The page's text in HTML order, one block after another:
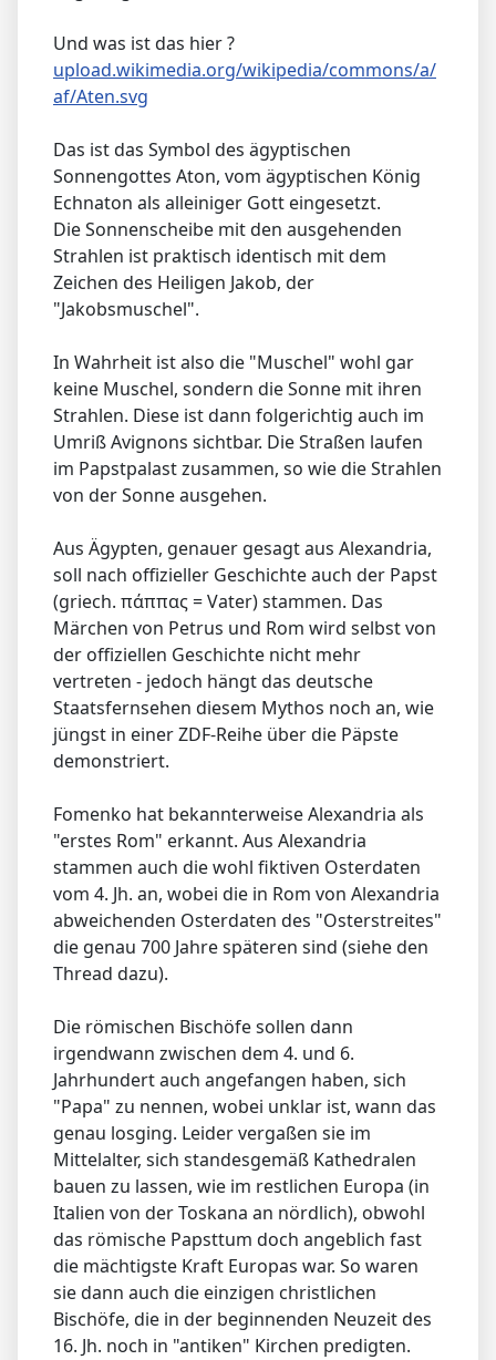
Und was ist das hier ?
upload.wikimedia.org/wikipedia/commons/a/
af/Aten.svg
Das ist das Symbol des ägyptischen
Sonnengottes Aton, vom ägyptischen König
Echnaton als alleiniger Gott eingesetzt.
Die Sonnenscheibe mit den ausgehenden
Strahlen ist praktisch identisch mit dem
Zeichen des Heiligen Jakob, der
"Jakobsmuschel".
In Wahrheit ist also die "Muschel" wohl gar
keine Muschel, sondern die Sonne mit ihren
Strahlen. Diese ist dann folgerichtig auch im
Umriß Avignons sichtbar. Die Straßen laufen
im Papstpalast zusammen, so wie die Strahlen
von der Sonne ausgehen.
Aus Ägypten, genauer gesagt aus Alexandria,
soll nach offizieller Geschichte auch der Papst
(griech. πάππας = Vater) stammen. Das
Märchen von Petrus und Rom wird selbst von
der offiziellen Geschichte nicht mehr
vertreten - jedoch hängt das deutsche
Staatsfernsehen diesem Mythos noch an, wie
jüngst in einer ZDF-Reihe über die Päpste
demonstriert.
Fomenko hat bekannterweise Alexandria als
"erstes Rom" erkannt. Aus Alexandria
stammen auch die wohl fiktiven Osterdaten
vom 4. Jh. an, wobei die in Rom von Alexandria
abweichenden Osterdaten des "Osterstreites"
die genau 700 Jahre späteren sind (siehe den
Thread dazu).
Die römischen Bischöfe sollen dann
irgendwann zwischen dem 4. und 6.
Jahrhundert auch angefangen haben, sich
"Papa" zu nennen, wobei unklar ist, wann das
genau losging. Leider vergaßen sie im
Mittelalter, sich standesgemäß Kathedralen
bauen zu lassen, wie im restlichen Europa (in
Italien von der Toskana an nördlich), obwohl
das römische Papsttum doch angeblich fast
die mächtigste Kraft Europas war. So waren
sie dann auch die einzigen christlichen
Bischöfe, die in der beginnenden Neuzeit des
16. Jh. noch in "antiken" Kirchen predigten.